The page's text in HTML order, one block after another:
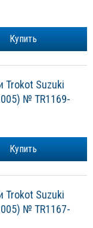
Купить
Trokot Suzuki
№ TR1169-
Купить
Trokot Suzuki
№ TR1167-